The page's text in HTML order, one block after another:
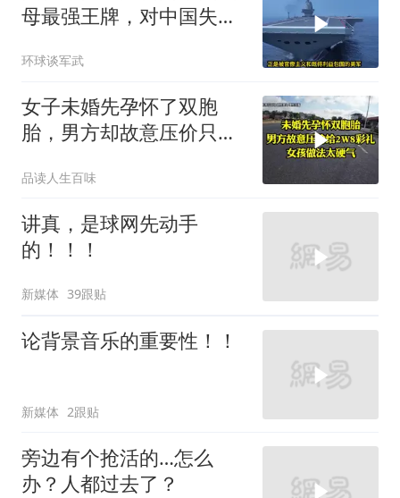
母最强王牌，对中国失
环球谈军武
女子未婚先孕怀了双胞
胎，男方却故意压价只给
品读人生百味
讲真，是球网先动手
的！！！
新媒体 39跟贴
论背景音乐的重要性！！
新媒体 2跟贴
旁边有个抢活的…怎么
办？人都过去了？